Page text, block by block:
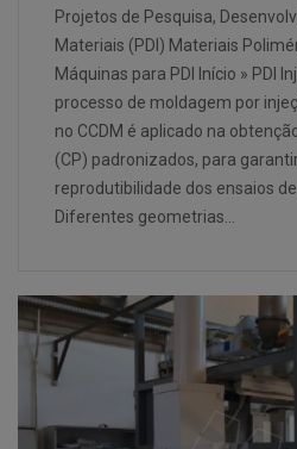
Projetos de Pesquisa,
Materiais (PDI) Materiais
Máquinas para PDI Início » PDI
processo de moldagem por
no CCDM é aplicado na
(CP) padronizados, para
reprodutibilidade dos ensaios
Diferentes geometrias…